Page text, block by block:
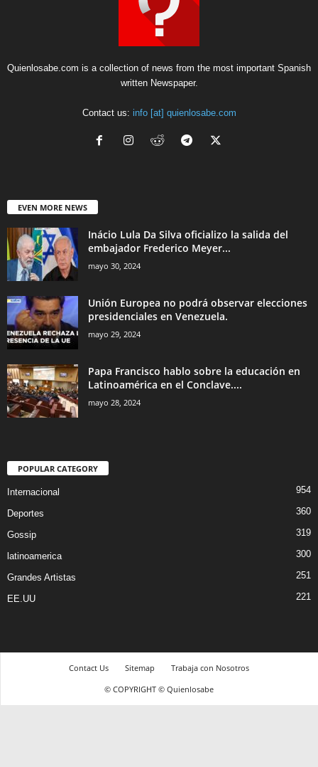
Quienlosabe.com is a collection of news from the most important Spanish
written Newspaper.
Contact us: info [at] quienlosabe.com
EVEN MORE NEWS
Inácio Lula Da Silva oficializo la salida del
embajador Frederico Meyer...
mayo 30, 2024
Unión Europea no podrá observar elecciones
presidenciales en Venezuela.
mayo 29, 2024
Papa Francisco hablo sobre la educación en
Latinoamérica en el Conclave....
mayo 28, 2024
POPULAR CATEGORY
Internacional 954
Deportes 360
Gossip 319
latinoamerica 300
Grandes Artistas 251
EE.UU 221
Contact Us Sitemap
Trabaja con Nosotros
© COPYRIGHT © Quienlosabe